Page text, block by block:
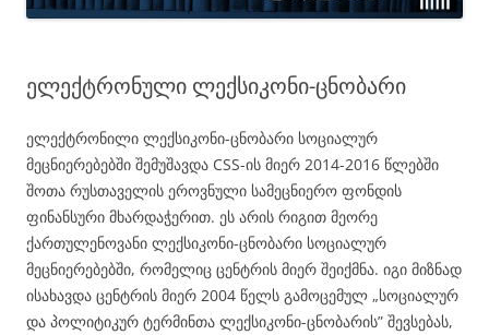
ელექტრონული ლექსიკონი-ცნობარი
ელექტრონილი ლექსიკონი-ცნობარი სოციალურ
მეცნიერებებში შემუშავდა CSS-ის მიერ 2014-2016 წლებში
შოთა რუსთაველის ეროვნული სამეცნიერო ფონდის
ფინანსური მხარდაჭერით. ეს არის რიგით მეორე
ქართულენოვანი ლექსიკონი-ცნობარი სოციალურ
მეცნიერებებში, რომელიც ცენტრის მიერ შეიქმნა. იგი მიზნად
ისახავდა ცენტრის მიერ 2004 წელს გამოცემულ „სოციალურ
და პოლიტიკურ ტერმინთა ლექსიკონი-ცნობარის” შევსებას,